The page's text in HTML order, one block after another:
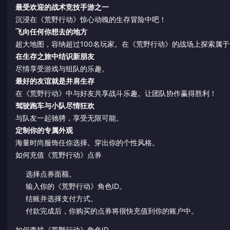
最受欢迎的战术竞技手游之一
沉浸在《荒野行动》惊心动魄的生存冒险中吧！
飞向任何你想去的地方
超大地图，容纳超过100名玩家。在《荒野行动》的战场上探索属于
在生存之旅中结识新朋友
尽情享受游戏与组队的乐趣。
最好的友谊就是并肩生存
在《荒野行动》中与好友共享战斗乐趣。让团队协作赢得胜利！
驾驶跑车与小队尽情狂欢
与队友一起驰骋，享受无限可能。
定制你的专属外观
海量时尚服饰任你选择。穿出你的个性风格。
如何充值《荒野行动》点券
选择点券面额。
输入你的《荒野行动》角色ID。
结账并选择支付方式。
付款完成后，你购买的点券将很快充值到你的账户中。